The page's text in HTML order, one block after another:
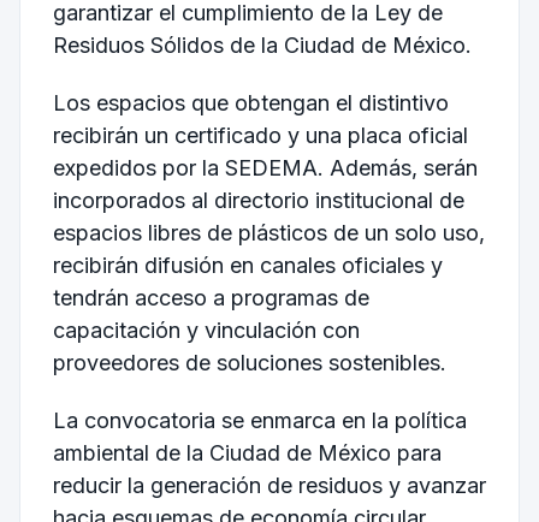
garantizar el cumplimiento de la Ley de
Residuos Sólidos de la Ciudad de México.
Los espacios que obtengan el distintivo
recibirán un certificado y una placa oficial
expedidos por la SEDEMA. Además, serán
incorporados al directorio institucional de
espacios libres de plásticos de un solo uso,
recibirán difusión en canales oficiales y
tendrán acceso a programas de
capacitación y vinculación con
proveedores de soluciones sostenibles.
La convocatoria se enmarca en la política
ambiental de la Ciudad de México para
reducir la generación de residuos y avanzar